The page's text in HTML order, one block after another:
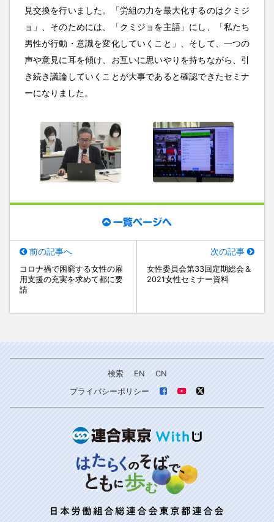
見交換を行いました。「労組の力を最大化するのはクミジ
ョ」、そのためには、「クミジョを主語」にし、「私たち
男性が行動・意識を変化していくこと」、そして、一つの
声や意見に耳を傾け、お互いに思いやりを持ちながら、引
き続き議論していくことが大事であると確認できたセミナ
ーになりました。
一覧ページへ
前の記事へ
コロナ禍で困窮する女性の雇
用支援の充実を求めて都に要
請
次の記事
女性委員会第33回定期総会＆
2021女性セミナー資料
検索 EN
CN
プライバシーポリシー
日本労働組合総連合会東京都連合会